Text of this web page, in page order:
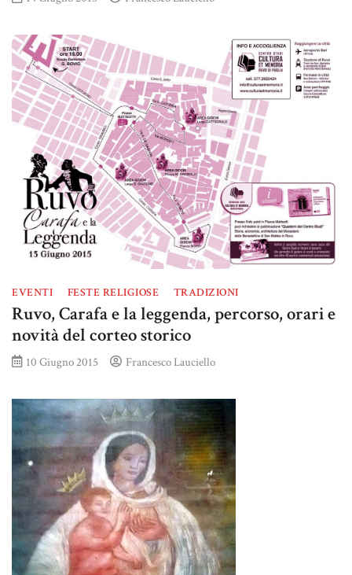
EVENTI FESTE RELIGIOSE TRADIZIONI
Ruvo, Carafa e la leggenda, percorso, orari e
novità del corteo storico
10 Giugno 2015 Francesco Lauciello